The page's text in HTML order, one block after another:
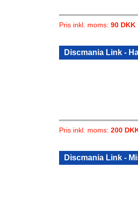
Pris inkl. moms: 90 DKK
Discmania Link -
Pris inkl. moms: 200
Discmania Link -